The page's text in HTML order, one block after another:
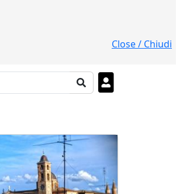
Close / Chiudi